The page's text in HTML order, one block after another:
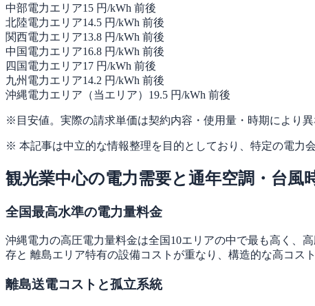
中部電力エリア15 円/kWh 前後
北陸電力エリア14.5 円/kWh 前後
関西電力エリア13.8 円/kWh 前後
中国電力エリア16.8 円/kWh 前後
四国電力エリア17 円/kWh 前後
九州電力エリア14.2 円/kWh 前後
沖縄電力エリア（当エリア） 19.5 円/kWh 前後
※目安値。実際の請求単価は契約内容・使用量・時期により異
※ 本記事は中立的な情報整理を目的としており、特定の電力
観光業中心の電力需要と通年空調・台風
全国最高水準の電力量料金
沖縄電力の高圧電力量料金は全国10エリアの中で最も高く、
存と 離島エリア特有の設備コストが重なり、構造的な高コス
離島送電コストと孤立系統